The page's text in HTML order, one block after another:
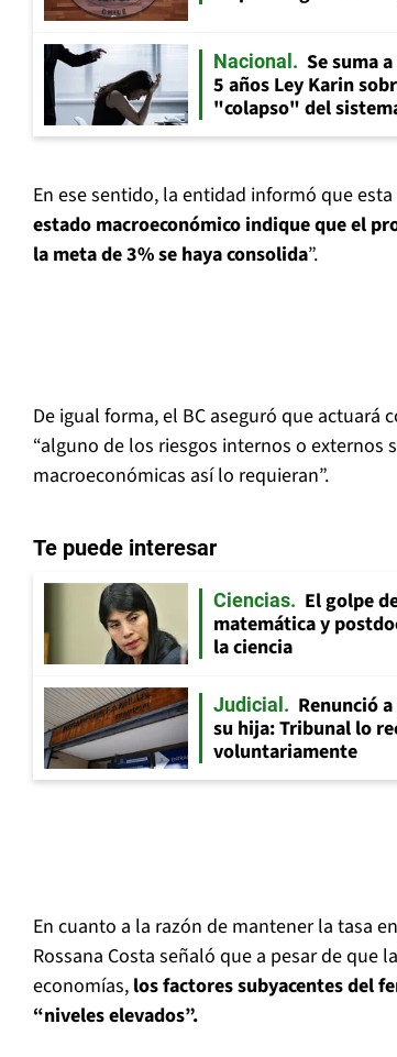
Nacional
Se suma
5 años Ley Karin
"colapso" del
En ese sentido, la entidad informó que
estado macroeconómico indique que el
la meta de 3% se haya consolida”.
De igual forma, el BC aseguró que actuará
“alguno de los riesgos internos o externos
macroeconómicas así lo requieran”.
Te puede interesar
Ciencias
El golpe
matemática y
la ciencia
Judicial
Renunció
su hija: Tribunal lo
voluntariamente
En cuanto a la razón de mantener la tasa
Rossana Costa señaló que a pesar de que
economías, los factores subyacentes del
“niveles elevados”.